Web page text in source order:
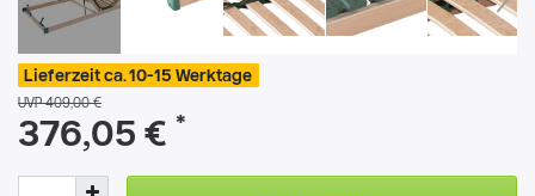
Lieferzeit ca. 10-15 Werktage
UVP 409,00 €
376,05 € *